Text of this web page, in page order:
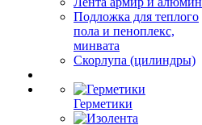
Подложка для теплого
пола и пеноплекс,
минвата
Скорлупа (цилиндры)
Герметики